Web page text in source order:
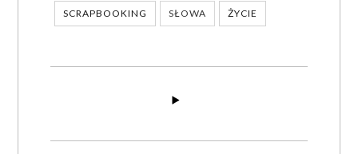
SCRAPBOOKING SŁOWA ŻYCIE